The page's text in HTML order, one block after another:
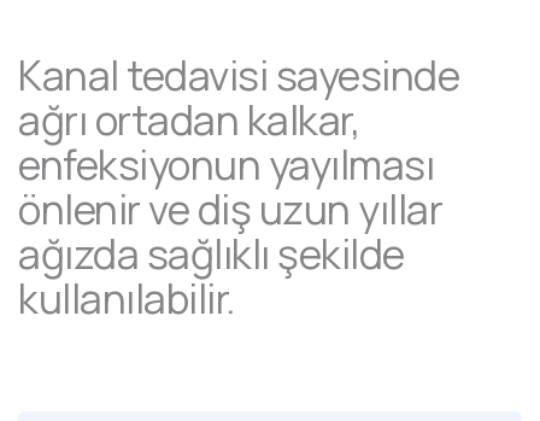
Kanal tedavisi sayesinde
ağrı ortadan kalkar,
enfeksiyonun yayılması
önlenir ve diş uzun yıllar
ağızda sağlıklı şekilde
kullanılabilir.